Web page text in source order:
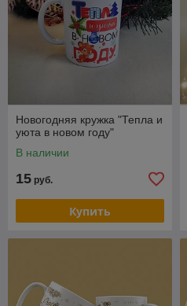
Новогодняя кружка "Тепла и
уюта в новом году"
В наличии
15 руб.
Купить